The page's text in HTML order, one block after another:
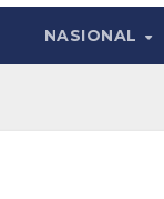
NASIONAL